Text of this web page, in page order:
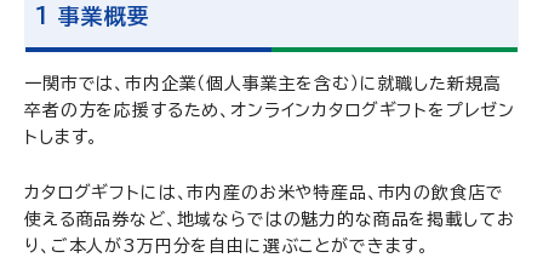
1 事業概要
一関市では、市内企業（個人事業主を含む）に就職した新規高
卒者の方を応援するため、オンラインカタログギフトをプレゼン
トします。
カタログギフトには、市内産のお米や特産品、市内の飲食店で
使える商品券など、地域ならではの魅力的な商品を掲載してお
り、ご本人が3万円分を自由に選ぶことができます。